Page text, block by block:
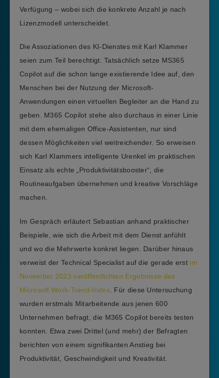
Verfügung – wobei sich die konkrete Anzahl je nach
Lizenzmodell unterscheidet.
Die Assoziationen des KI-Dienstes mit Karl Klammer
seien zum Teil berechtigt. Tatsächlich setze MS365
Copilot auf die schon lange existierende Idee auf, den
Menschen bei der Nutzung der Microsoft-
Anwendungen einen virtuellen Begleiter an die Hand zu
geben. M365 Copilot stehe also durchaus in einer Linie
mit dem ehemaligen Office-Assistenten, nur sind
dessen Möglichkeiten viel weitreichender. So erweisen
sich Karl Klammers intelligente Urenkel im praktischen
Einsatz als echte „Produktivitätsbooster“, die
Routineaufgaben übernehmen und kreative Vorschläge
machen.
Im Gespräch erläutert Sebastian anhand praktischer
Beispiele, wie sich die Arbeit mit dem Dienst anfühlt
und wo die Mehrwerte konkret liegen. Darüber hinaus
verweist der Technical Specialist auf die gerade erst im
November 2023 veröffentlichten Ergebnisse des
Microsoft Work-Trend-Index. Für diese Untersuchung
wurden erstmals Mitarbeitende aus jenen 600
Unternehmen befragt, die M365 Copilot bereits testen
konnten. Etwa zwei Drittel (und mehr) der Befragten
berichten von einem signifikanten Anstieg bei
Produktivität, Geschwindigkeit und Kreativität.